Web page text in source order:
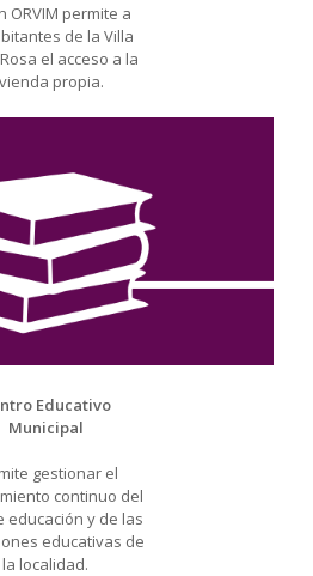
ORVIM permite a
de la Villa
el acceso a la
propia.
Educativo
Municipal
gestionar el
continuo del
educación y de las
educativas de
la localidad.